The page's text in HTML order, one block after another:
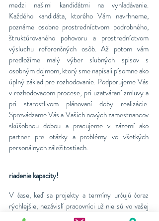
medzi našimi kandidátmi na vyhľadávanie.
Každého kandidáta, ktorého Vám navrhneme,
poznáme osobne prostredníctvom podrobného,
štruktúrovaného pohovoru a prostredníctvom
výsluchu referenčných osôb. Až potom vám
predložíme malý výber sľubných spisov s
osobným dojmom, ktorý sme napísali písomne ako
úplný základ pre rozhodovanie. Podporujeme Vás
v rozhodovacom procese, pri uzatváraní zmluvy a
pri starostlivom plánovaní doby realizácie.
Sprevádzame Vás a Vašich nových zamestnancov
skúšobnou dobou a pracujeme v zázemí ako
partner pre otázky a problémy vo všetkých
personálnych záležitostiach.
riadenie kapacity!
V čase, keď sa projekty a termíny určujú čoraz
rýchlejšie, nezávislí pracovníci už nie sú vo vašej
spoločnosti vzácnosťou. J&B Personal AG